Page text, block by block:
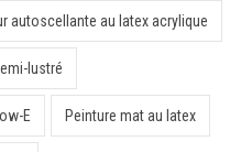
autoscellante au latex acrylique
lustré
E Peinture mat au latex